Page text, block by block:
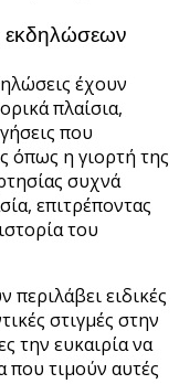
εκδηλώσεων
έχουν
πλαίσια,
που
όπως η γιορτή της
συχνά
επιτρέποντας
του
περιλάβει ειδικές
στιγμές στην
την ευκαιρία να
που τιμούν αυτές